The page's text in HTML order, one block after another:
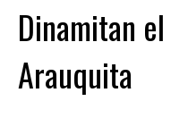
Dinamitan
Arauquita